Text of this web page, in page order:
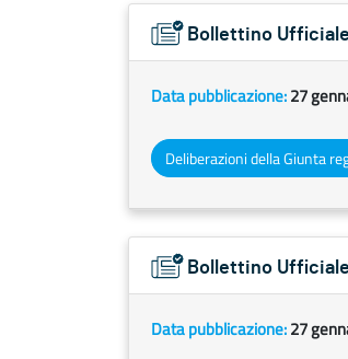
Bollettino
Data pubblicazione:27
Deliberazioni della Giunta
Bollettino
Data pubblicazione:27